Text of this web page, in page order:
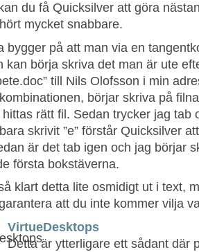
du få Quicksilver att göra
mycket snabbare.
bygger på att man via en
kan börja skriva det man är ute
till Nils Olofsson i min
börjar skriva på
hittas rätt fil. Sedan trycker jag tab
skrivit ”e” förstår Quicksilver
är det tab igen och jag börjar
första bokstäverna.
klart detta lite osmidigt ut i text,
att du inte kommer vilja
VirtueDesktops
Detta är ytterligare ett sådant där